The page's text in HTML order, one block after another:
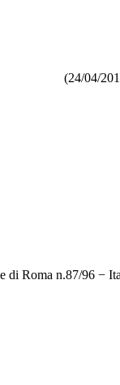
(24/04/
di Roma n.87/96 −